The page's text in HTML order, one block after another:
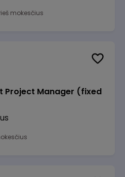
mokesčius
Project Manager (fixed